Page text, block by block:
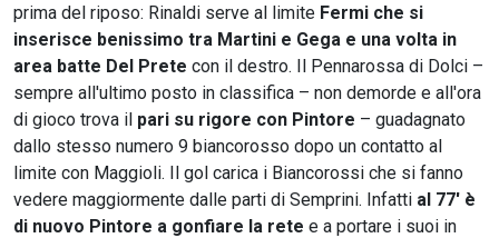
prima del riposo: Rinaldi serve al limite Fermi che si
inserisce benissimo tra Martini e Gega e una volta in
area batte Del Prete con il destro. Il Pennarossa di Dolci –
sempre all'ultimo posto in classifica – non demorde e all'ora
di gioco trova il pari su rigore con Pintore – guadagnato
dallo stesso numero 9 biancorosso dopo un contatto al
limite con Maggioli. Il gol carica i Biancorossi che si fanno
vedere maggiormente dalle parti di Semprini. Infatti al 77' è
di nuovo Pintore a gonfiare la rete e a portare i suoi in